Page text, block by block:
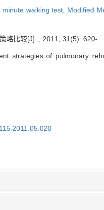
minute walking test, Modified
略比较[J]. , 2011, 31(5): 620-.
strategies of pulmonary